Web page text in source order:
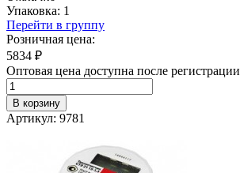
Упаковка: 1
Перейти в группу
Розничная цена:
5834 ₽
Оптовая цена доступна после регистрации
В корзину
Артикул: 9781